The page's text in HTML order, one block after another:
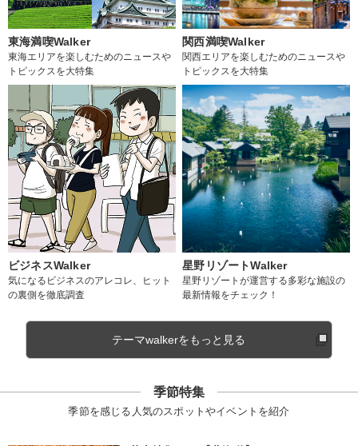
東海満喫Walker
東海エリアを楽しむためのニュースや
トピックスを大特集
関西満喫Walker
関西エリアを楽しむためのニュースや
トピックスを大特集
ビジネスWalker
気になるビジネスのアレコレ、ヒット
の裏側を徹底調査
星野リゾートWalker
星野リゾートが運営する多彩な施設の
最新情報をチェック！
テーマwalkerをもっと見る
季節特集
季節を感じる人気のスポットやイベントを紹介